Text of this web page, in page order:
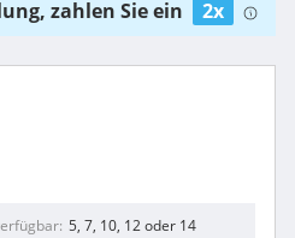
zahlen Sie ein 2x
5, 7, 10, 12 oder 14